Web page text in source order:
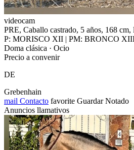
videocam
PRE, Caballo castrado, 5 años, 168
P: MORISCO XII | PM: BRONCO
Doma clásica · Ocio
Precio a convenir
DE
Grebenhain
mail Contacto favorite Guardar Notado
Anuncios llamativos